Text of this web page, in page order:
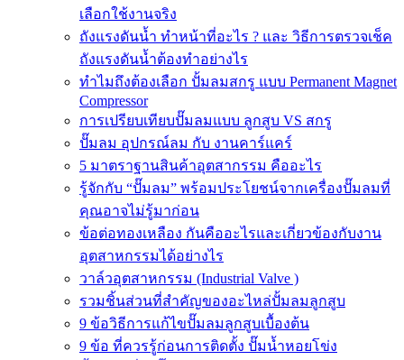
เลือกใช้งานจริง
ถังแรงดันน้ำ ทำหน้าที่อะไร ? และ วิธีการตรวจเช็ค
ถังแรงดันน้ำต้องทำอย่างไร
ทำไมถึงต้องเลือก ปั้มลมสกรู แบบ Permanent Magnet
Compressor
การเปรียบเทียบปั๊มลมแบบ ลูกสูบ VS สกรู
ปั๊มลม อุปกรณ์ลม กับ งานคาร์แคร์
5 มาตราฐานสินค้าอุตสากรรม คืออะไร
รู้จักกับ “ปั๊มลม” พร้อมประโยชน์จากเครื่องปั๊มลมที่
คุณอาจไม่รู้มาก่อน
ข้อต่อทองเหลือง กันคืออะไรและเกี่ยวข้องกับงาน
อุตสาหกรรมได้อย่างไร
วาล์วอุตสาหกรรม (Industrial Valve )
รวมชิ้นส่วนที่สำคัญของอะไหล่ปั้มลมลูกสูบ
9 ข้อวิธีการแก้ไขปั๊มลมลูกสูบเบื้องต้น
9 ข้อ ที่ควรรู้ก่อนการติดตั้ง ปั๊มน้ำหอยโข่ง